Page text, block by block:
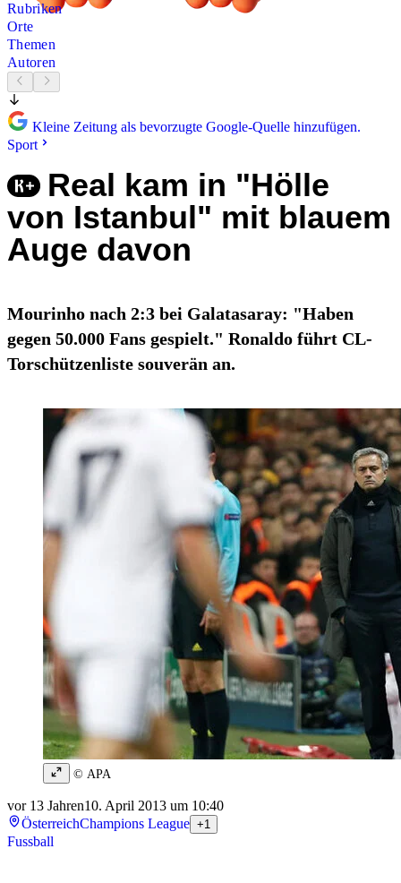
Rubriken
Orte
Themen
Autoren
Kleine Zeitung als bevorzugte Google-Quelle hinzufügen.
Sport
Real kam in "Hölle
von Istanbul" mit blauem
Auge davon
Mourinho nach 2:3 bei Galatasaray: "Haben
gegen 50.000 Fans gespielt." Ronaldo führt CL-
Torschützenliste souverän an.
© APA
vor 13 Jahren10. April 2013 um 10:40
ÖsterreichChampions League +1
Fussball